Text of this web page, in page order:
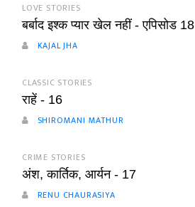
LOVE STORIES
बर्बाद इश्क प्यार खेल नहीं - एपिसोड 18
KAJAL JHA
CLASSIC STORIES
राहें - 16
SHIROMANI MATHUR
CRIME STORIES
अंश, कार्तिक, आर्यन - 17
RENU CHAURASIYA